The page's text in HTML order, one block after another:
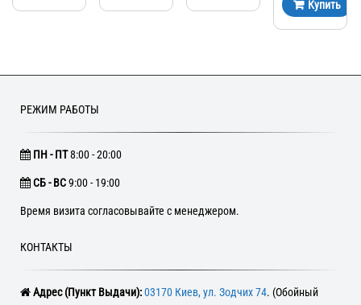
Купить
РЕЖИМ РАБОТЫ
ПН - ПТ8:00 - 20:00
CБ - ВС9:00 - 19:00
Время визита согласовывайте с менеджером.
КОНТАКТЫ
Адрес (Пункт Выдачи):03170 Киев, ул. Зодчих 74. (Обойный